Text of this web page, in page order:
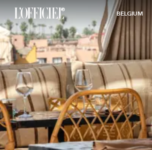
BELGIUM